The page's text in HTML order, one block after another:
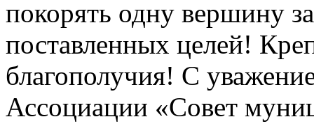
покорять одну вершину
поставленных целей!
благополучия! С
Ассоциации «Совет